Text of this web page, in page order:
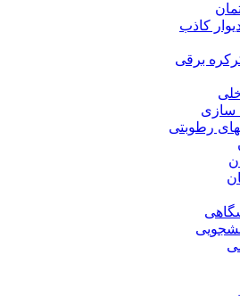
کاذب
برقی
سازی
رطوبتی